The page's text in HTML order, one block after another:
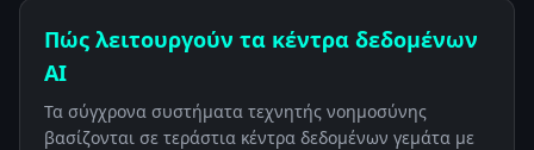
Πώς λειτουργούν τα κέντρα δεδομένων
AI
Τα σύγχρονα συστήματα τεχνητής νοημοσύνης
βασίζονται σε τεράστια κέντρα δεδομένων γεμάτα με